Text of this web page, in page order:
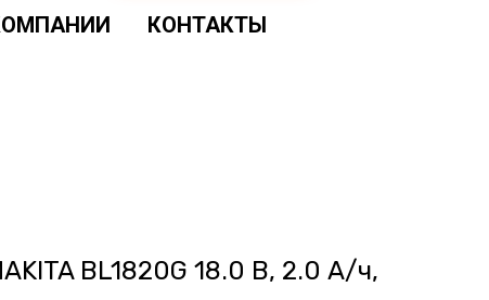
КОНТАКТЫ
BL1820G 18.0 В, 2.0 А/ч,